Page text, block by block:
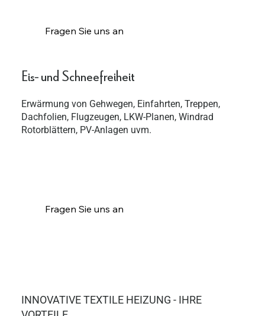
Fragen Sie uns an
Erwärmung von Gehwegen, Einfahrten, Treppen,
Dachfolien, Flugzeugen, LKW-Planen, Windrad
Rotorblättern, PV-Anlagen uvm.
Eis- und Schneefreiheit
Fragen Sie uns an
INNOVATIVE TEXTILE HEIZUNG - IHRE